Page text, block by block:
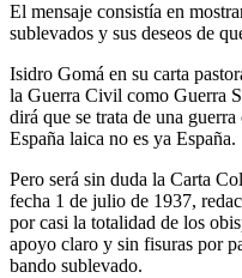
El mensaje consistía en
sublevados y sus deseos de
Isidro Gomá en su carta
la Guerra Civil como Guerra
dirá que se trata de una
España laica no es ya España.
Pero será sin duda la Carta
fecha 1 de julio de 1937,
por casi la totalidad de los
apoyo claro y sin fisuras por
bando sublevado.